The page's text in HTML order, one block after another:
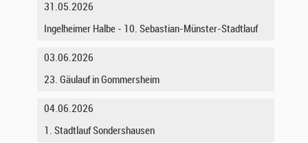
31.05.2026
Ingelheimer Halbe - 10. Sebastian-Münster-Stadtlauf
03.06.2026
23. Gäulauf in Gommersheim
04.06.2026
1. Stadtlauf Sondershausen